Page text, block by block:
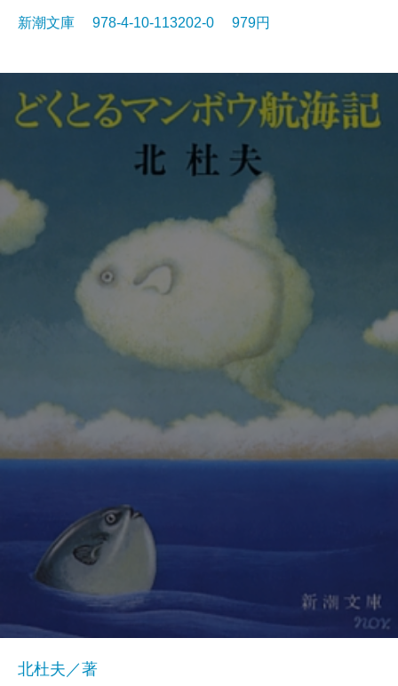
新潮文庫 978-4-10-113202-0 979円
北杜夫／著